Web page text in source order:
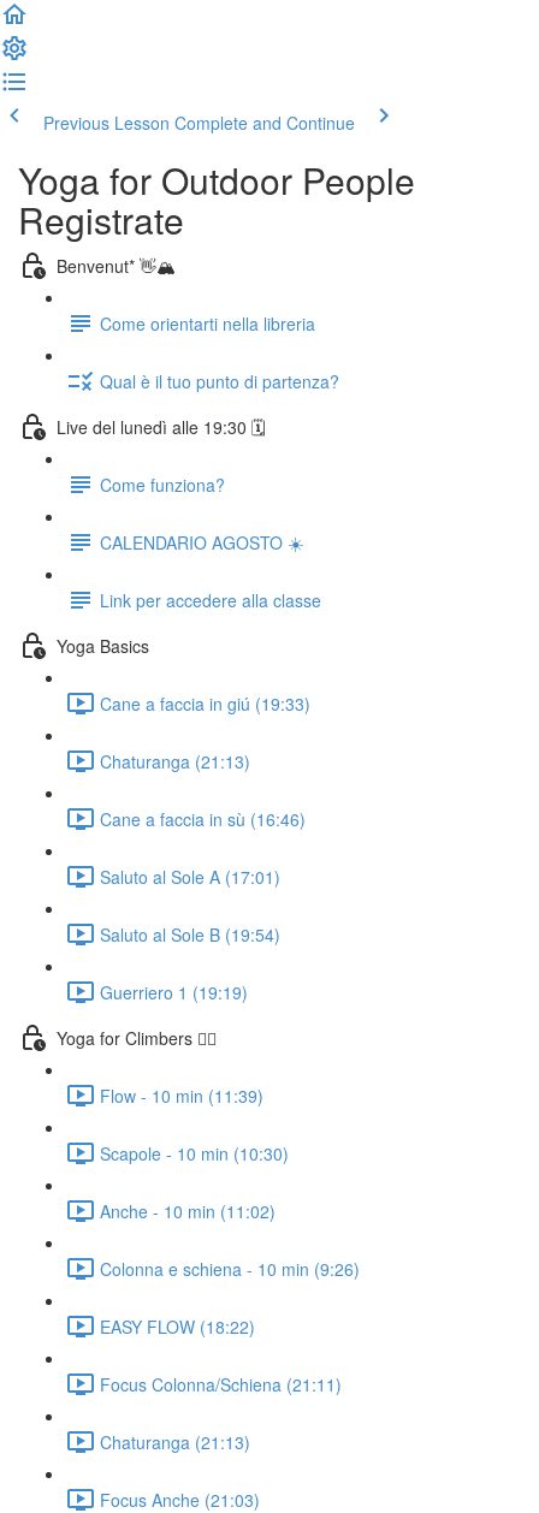
Previous Lesson Complete and Continue
Yoga for Outdoor People
Registrate
Benvenut* 👋🏔️
Come orientarti nella libreria
Qual è il tuo punto di partenza?
Live del lunedì alle 19:30 🗓️
Come funziona?
CALENDARIO AGOSTO ☀️
Link per accedere alla classe
Yoga Basics
Cane a faccia in giú (19:33)
Chaturanga (21:13)
Cane a faccia in sù (16:46)
Saluto al Sole A (17:01)
Saluto al Sole B (19:54)
Guerriero 1 (19:19)
Yoga for Climbers 🧗‍♀️
Flow - 10 min (11:39)
Scapole - 10 min (10:30)
Anche - 10 min (11:02)
Colonna e schiena - 10 min (9:26)
EASY FLOW (18:22)
Focus Colonna/Schiena (21:11)
Chaturanga (21:13)
Focus Anche (21:03)